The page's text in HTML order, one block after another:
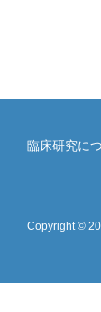
臨床研究に
Copyright ©